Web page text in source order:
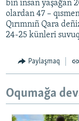
biñ insan yaşağan
olardan 47 –
Qırımnıñ Qara
24-25 künleri
Paylaşmaq
Oqumağa